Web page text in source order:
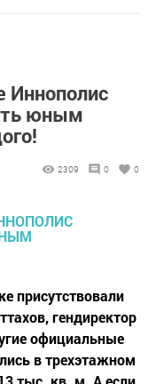
Иннополис
юным
2309 0 0
присутствовали
гендиректор
официальные
в трехэтажном